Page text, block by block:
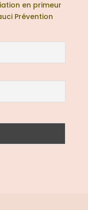
en primeur
Prévention